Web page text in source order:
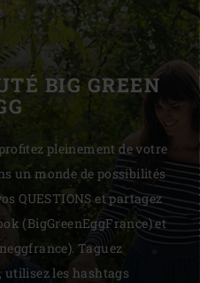
BIG GREEN
pleinement de votre
un monde de possibilités
QUESTIONS et partagez
(BigGreenEggFrance) et
Taguez
utilisez les hashtags